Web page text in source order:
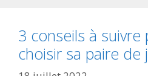
3 conseils à suivre
choisir sa paire de